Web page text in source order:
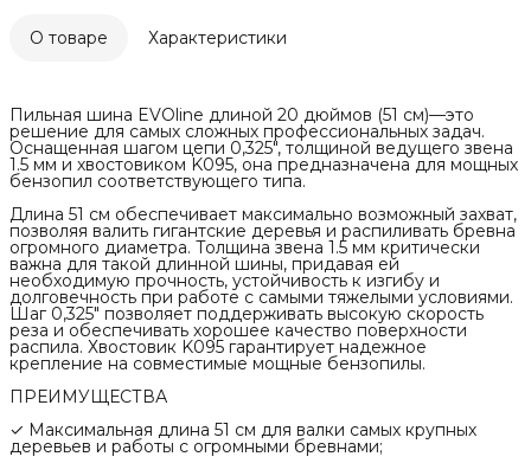
О товаре Характеристики
Пильная шина EVOline длиной 20 дюймов (51 см)—это
решение для самых сложных профессиональных задач.
Оснащенная шагом цепи 0,325", толщиной ведущего звена
1.5 мм и хвостовиком K095, она предназначена для мощных
бензопил соответствующего типа.
Длина 51 см обеспечивает максимально возможный захват,
позволяя валить гигантские деревья и распиливать бревна
огромного диаметра. Толщина звена 1.5 мм критически
важна для такой длинной шины, придавая ей
необходимую прочность, устойчивость к изгибу и
долговечность при работе с самыми тяжелыми условиями.
Шаг 0,325" позволяет поддерживать высокую скорость
реза и обеспечивать хорошее качество поверхности
распила. Хвостовик K095 гарантирует надежное
крепление на совместимые мощные бензопилы.
ПРЕИМУЩЕСТВА
✓ Максимальная длина 51 см для валки самых крупных
деревьев и работы с огромными бревнами;